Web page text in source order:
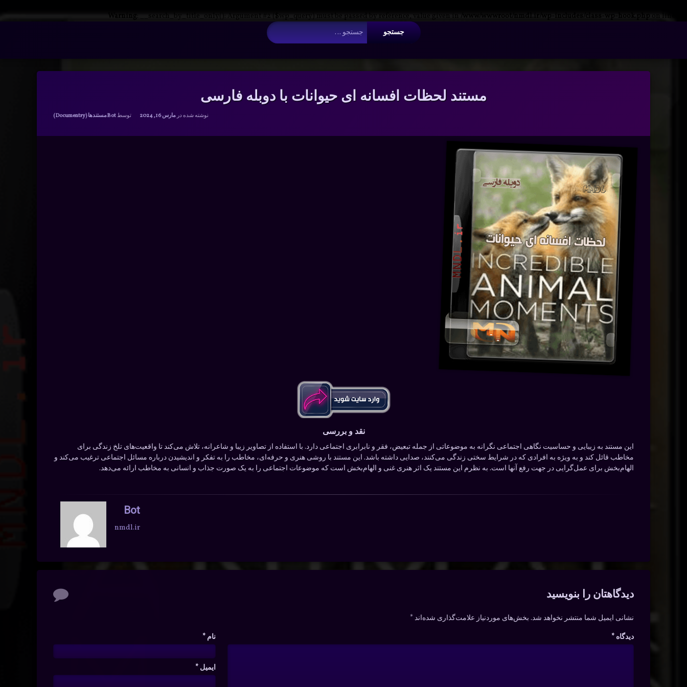
جستجو برای:
مستند لحظات افسانه ای حیوانات با دوبله فارسی
نوشته شده درمارس 16, 2024 توسطBotدسته بندی ها:
مستندها (Documentry)
نقد و بررسی
این مستند به زیبایی و حساسیت نگاهی اجتماعی نگرانه به موضوعاتی از جمله تبعیض، فقر و نابرابری اجتماعی دارد. با استفاده از تصاویر زیبا و شاعرانه، تلاش می‌کند تا واقعیت‌های تلخ زندگی برای
مخاطب قائل کند و به ویژه به افرادی که در شرایط سختی زندگی می‌کنند، صدایی داشته باشد. این مستند با روشی هنری و حرفه‌ای، مخاطب را به تفکر و اندیشیدن درباره مسائل اجتماعی ترغیب می‌کند و
الهام‌بخش برای عمل‌گرایی در جهت رفع آنها است. به نظرم این مستند یک اثر هنری غنی و الهام‌بخش است که موضوعات اجتماعی را به یک صورت جذاب و انسانی به مخاطب ارائه می‌دهد.
Bot
nmdl.ir
دیدگاه‌ها
دیدگاهتان را بنویسید
نشانی ایمیل شما منتشر نخواهد شد. بخش‌های موردنیاز علامت‌گذاری شده‌اند*
دیدگاه * نام *
ایمیل *